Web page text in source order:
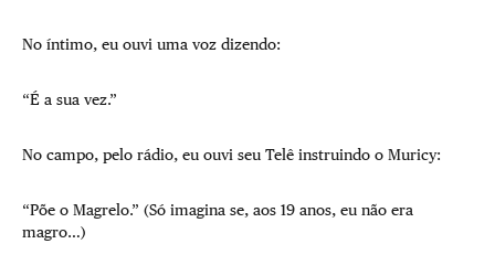
No íntimo, eu ouvi uma voz dizendo:
“É a sua vez.”
No campo, pelo rádio, eu ouvi seu Telê instruindo o Muricy:
“Põe o Magrelo.” (Só imagina se, aos 19 anos, eu não era
magro…)